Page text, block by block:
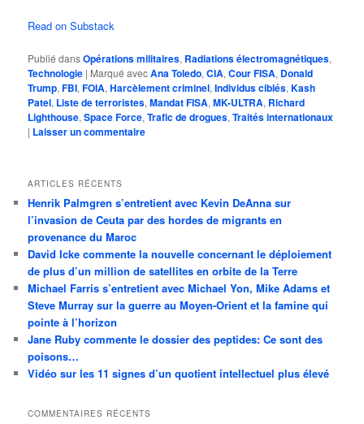
Read on Substack
Publié dansOpérations militaires, Radiations électromagnétiques,
Technologie | Marqué avecAna Toledo,CIA,Cour FISA, Donald
Trump,FBI,FOIA,Harcèlement criminel,Individus ciblés,Kash
Patel, Liste de terroristes,Mandat FISA,MK-ULTRA, Richard
Lighthouse,Space Force,Trafic de drogues,Traités internationaux
| Laisser un commentaire
ARTICLES RÉCENTS
Henrik Palmgren s’entretient avec Kevin DeAnna sur
l’invasion de Ceuta par des hordes de migrants en
provenance du Maroc
David Icke commente la nouvelle concernant le déploiement
de plus d’un million de satellites en orbite de la Terre
Michael Farris s’entretient avec Michael Yon, Mike Adams et
Steve Murray sur la guerre au Moyen-Orient et la famine qui
pointe à l’horizon
Jane Ruby commente le dossier des peptides: Ce sont des
poisons…
Vidéo sur les 11 signes d’un quotient intellectuel plus élevé
COMMENTAIRES RÉCENTS